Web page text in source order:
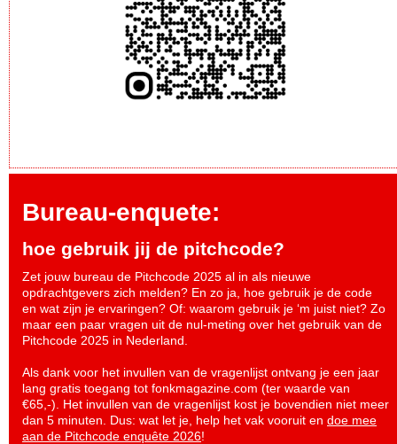
Bureau-enquete:
hoe gebruik jij de pitchcode?
Zet jouw bureau de Pitchcode 2025 al in als nieuwe
opdrachtgevers zich melden? En zo ja, hoe gebruik je de code
en wat zijn je ervaringen? Of: waarom gebruik je ‘m juist niet? Zo
maar een paar vragen uit de nul-meting over het gebruik van de
Pitchcode 2025 in Nederland.
Als dank voor het invullen van de vragenlijst ontvang je een jaar
lang gratis toegang tot fonkmagazine.com (ter waarde van
€65,-). Het invullen van de vragenlijst kost je bovendien niet meer
dan 5 minuten. Dus: wat let je, help het vak vooruit en doe mee
aan de Pitchcode enquête 2026!